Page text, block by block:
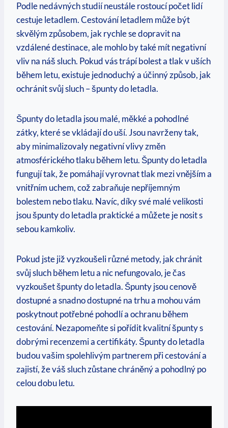
Podle nedávných studií neustále rostoucí počet lidí
cestuje letadlem. Cestování letadlem může být
skvělým způsobem, jak rychle se dopravit na
vzdálené destinace, ale mohlo by také mít negativní
vliv na náš sluch. Pokud vás trápí bolest a tlak v uších
během letu, existuje jednoduchý a účinný způsob, jak
ochránit svůj sluch – špunty do letadla.
Špunty do letadla jsou malé, měkké a pohodlné
zátky, které se vkládají do uší. Jsou navrženy tak,
aby minimalizovaly negativní vlivy změn
atmosférického tlaku během letu. Špunty do letadla
fungují tak, že pomáhají vyrovnat tlak mezi vnějším a
vnitřním uchem, což zabraňuje nepříjemným
bolestem nebo tlaku. Navíc, díky své malé velikosti
jsou špunty do letadla praktické a můžete je nosit s
sebou kamkoliv.
Pokud jste již vyzkoušeli různé metody, jak chránit
svůj sluch během letu a nic nefungovalo, je čas
vyzkoušet špunty do letadla. Špunty jsou cenově
dostupné a snadno dostupné na trhu a mohou vám
poskytnout potřebné pohodlí a ochranu během
cestování. Nezapomeňte si pořídit kvalitní špunty s
dobrými recenzemi a certifikáty. Špunty do letadla
budou vašim spolehlivým partnerem při cestování a
zajistí, že váš sluch zůstane chráněný a pohodlný po
celou dobu letu.